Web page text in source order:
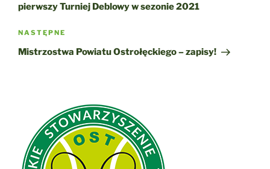
pierwszy Turniej Deblowy w sezonie 2021
Następny
wpis
NASTĘPNE
Mistrzostwa Powiatu Ostrołęckiego – zapisy!